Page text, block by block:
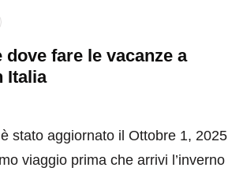
dove fare le vacanze a
Italia
stato aggiornato il Ottobre 1, 2025
viaggio prima che arrivi l’inverno